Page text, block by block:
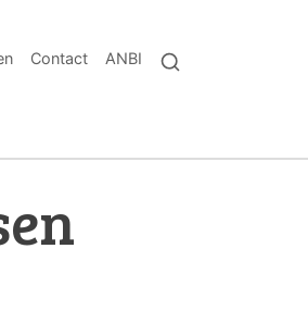
Contact ANBI